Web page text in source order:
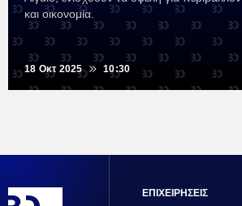
και οικονομία.
18 Οκτ 2025 10:30
ΕΠΙΧΕΙΡΗΣΕΙΣ